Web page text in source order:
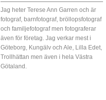
Jag heter Terese Ann Garren och är
fotograf, barnfotograf, bröllopsfotograf
och familjefotograf men fotograferar
även för företag. Jag verkar mest i
Göteborg, Kungälv och Ale, Lilla Edet,
Trollhättan men även i hela Västra
Götaland.